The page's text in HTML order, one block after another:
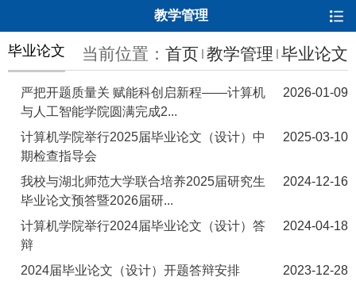
教学管理
当前位置： 首页 教学管理 毕业论文
毕业论文
严把开题质量关 赋能科创启新程——计算机
与人工智能学院圆满完成2...
2026-01-09
计算机学院举行2025届毕业论文（设计）中
期检查指导会
2025-03-10
我校与湖北师范大学联合培养2025届研究生
毕业论文预答暨2026届研...
2024-12-16
计算机学院举行2024届毕业论文（设计）答
辩
2024-04-18
2024届毕业论文（设计）开题答辩安排
2023-12-28